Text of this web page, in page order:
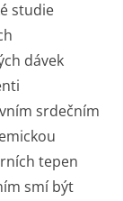
studie
dávek
srdečním
tepen
smí být